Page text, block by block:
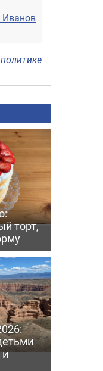
Иванов
торт,
и